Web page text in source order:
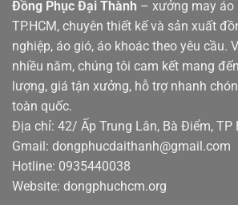
Đồng Phục Đại Thành – xưởng may áo
TP.HCM, chuyên thiết kế và sản xuất
nghiệp, áo gió, áo khoác theo yêu cầu.
nhiều năm, chúng tôi cam kết mang
lượng, giá tận xưởng, hỗ trợ nhanh
toàn quốc.
Địa chỉ: 42/ Ấp Trung Lân, Bà Điểm, TP
Gmail: dongphucdaithanh@gmail.com
Hotline: 0935440038
Website: dongphuchcm.org